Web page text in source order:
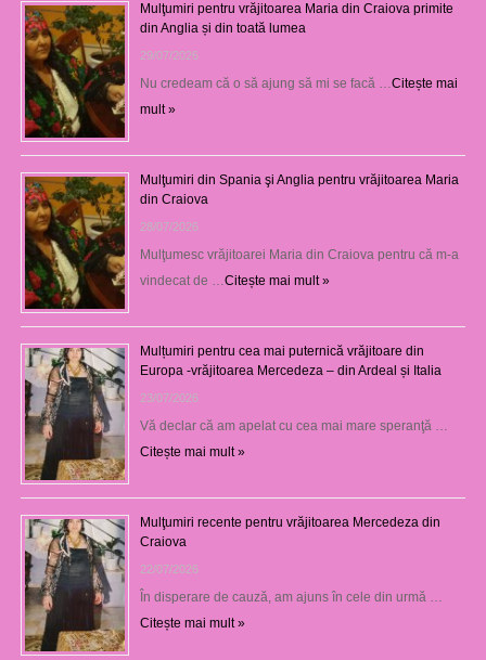
Mulţumiri pentru vrăjitoarea Maria din Craiova primite
din Anglia și din toată lumea
29/07/2026
Nu credeam că o să ajung să mi se facă …Citește mai
mult »
Mulţumiri din Spania şi Anglia pentru vrăjitoarea Maria
din Craiova
28/07/2026
Mulţumesc vrăjitoarei Maria din Craiova pentru că m-a
vindecat de …Citește mai mult »
Mulțumiri pentru cea mai puternică vrăjitoare din
Europa -vrăjitoarea Mercedeza – din Ardeal și Italia
23/07/2026
Vă declar că am apelat cu cea mai mare speranţă …
Citește mai mult »
Mulţumiri recente pentru vrăjitoarea Mercedeza din
Craiova
22/07/2026
În disperare de cauză, am ajuns în cele din urmă …
Citește mai mult »